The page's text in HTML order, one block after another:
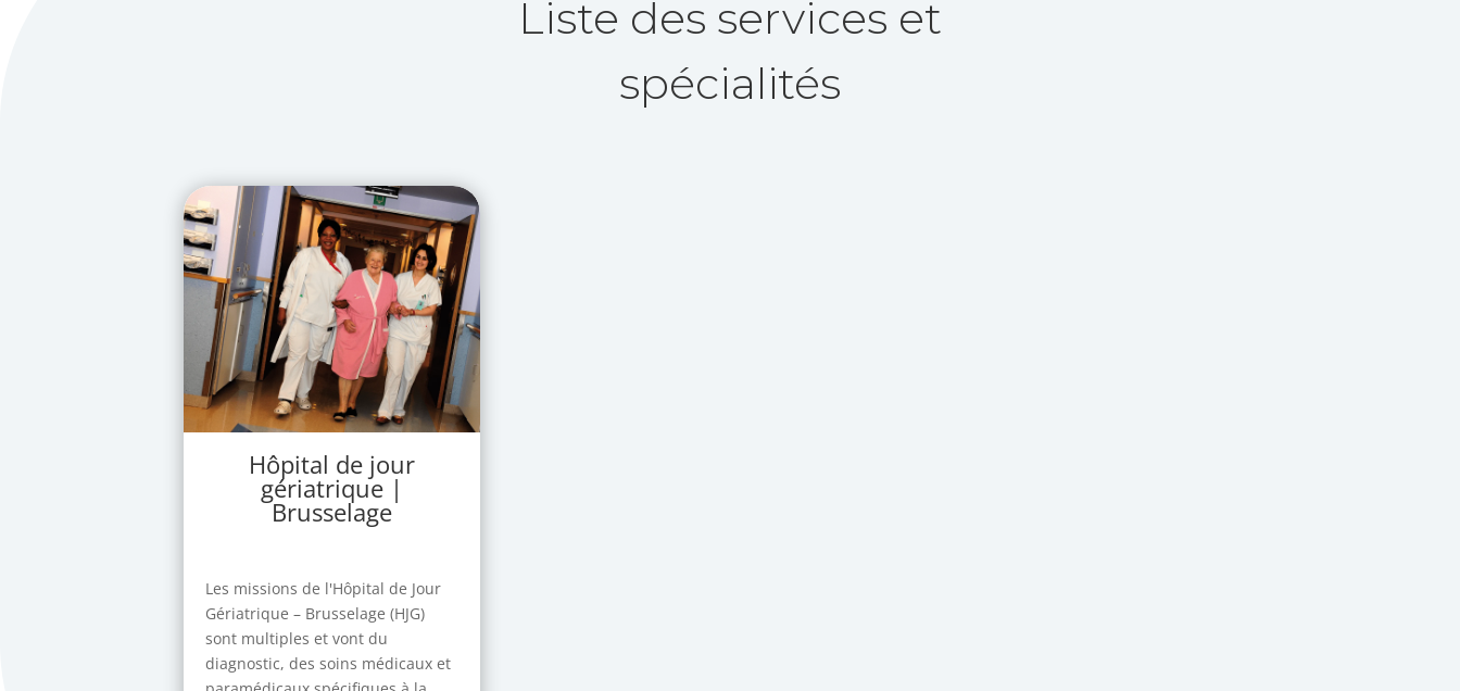
Liste des services et
spécialités
Hôpital de jour
gériatrique |
Brusselage
Les missions de l'Hôpital de Jour
Gériatrique – Brusselage (HJG)
sont multiples et vont du
diagnostic, des soins médicaux et